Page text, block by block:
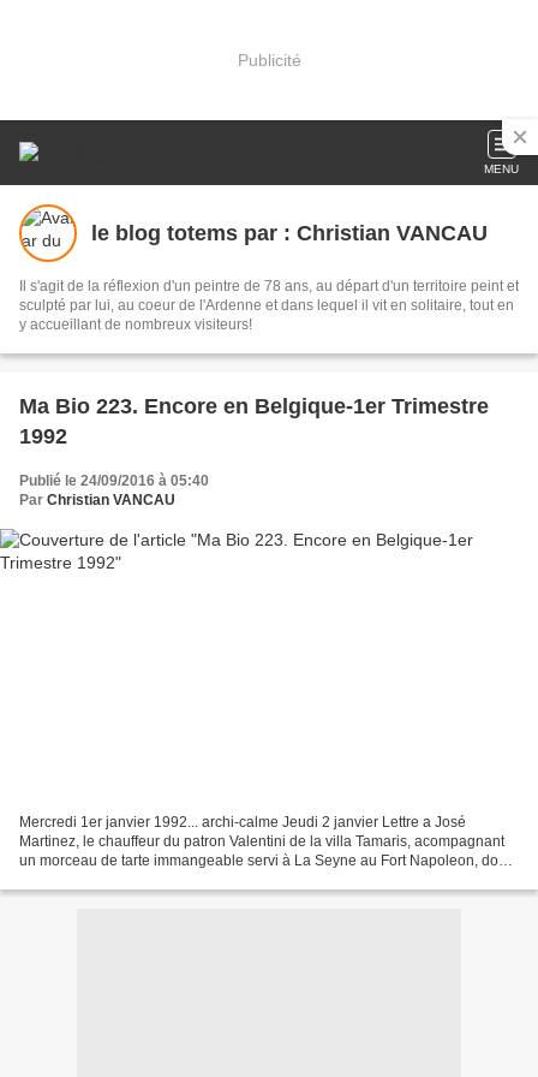
Publicité
MENU
le blog totems par : Christian VANCAU
Il s'agit de la réflexion d'un peintre de 78 ans, au départ d'un territoire peint et
sculpté par lui, au coeur de l'Ardenne et dans lequel il vit en solitaire, tout en
y accueillant de nombreux visiteurs!
Ma Bio 223. Encore en Belgique-1er Trimestre
1992
Publié le 24/09/2016 à 05:40
Par Christian VANCAU
Mercredi 1er janvier 1992... archi-calme Jeudi 2 janvier Lettre a José
Martinez, le chauffeur du patron Valentini de la villa Tamaris, acompagnant
un morceau de tarte immangeable servi à La Seyne au Fort Napoleon, dont